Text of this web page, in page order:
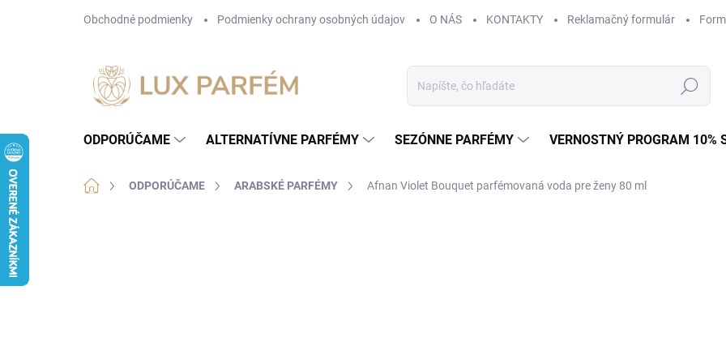
Obchodné podmienky Podmienky ochrany osobných údajov O NÁS KONTAKTY Reklamačný formulár
Hľadať
ODPORÚČAME ALTERNATÍVNE PARFÉMY SEZÓNNE PARFÉMY VERNOSTNÝ PROGRAM 10%
DomovODPORÚČAME ARABSKÉ PARFÉMY Afnan Violet Bouquet parfémovaná voda pre ženy 80 ml